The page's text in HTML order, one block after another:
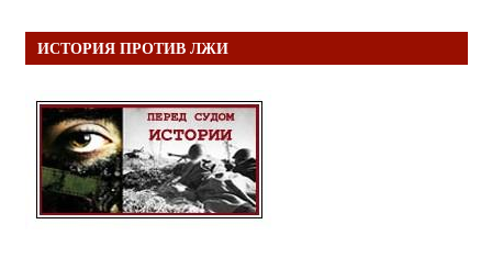
ИСТОРИЯ ПРОТИВ ЛЖИ